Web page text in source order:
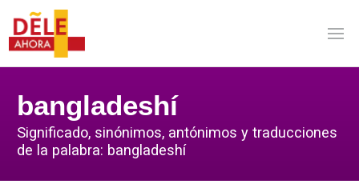
bangladeshí
Significado, sinónimos, antónimos y traducciones
de la palabra: bangladeshí